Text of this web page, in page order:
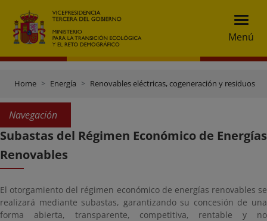
Menú
Home Energía Renovables eléctricas, cogeneración y residuos
Navegación
Subastas del Régimen Económico de Energías
Renovables
El otorgamiento del régimen económico de energías renovables se
realizará mediante subastas, garantizando su concesión de una
forma abierta, transparente, competitiva, rentable y no